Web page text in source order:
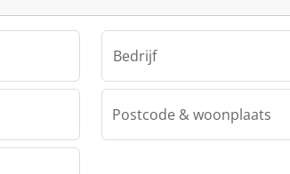
Bedrijf
Postcode & woonplaats